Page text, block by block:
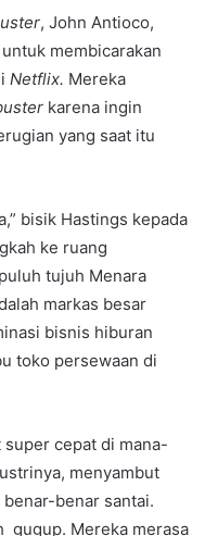
, John Antioco,
membicarakan
Netflix. Mereka
karena ingin
yang saat itu
bisik Hastings kepada
ke ruang
tujuh Menara
markas besar
bisnis hiburan
toko persewaan di
cepat di mana-
menyambut
benar santai.
gugup. Mereka merasa